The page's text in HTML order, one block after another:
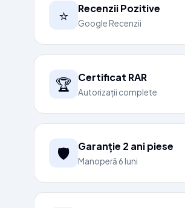
⭐ Recenzii Pozitive
Google Recenzii
🏆 Certificat RAR
Autorizații complete
🛡️ Garanție 2 ani piese
Manoperă 6 luni